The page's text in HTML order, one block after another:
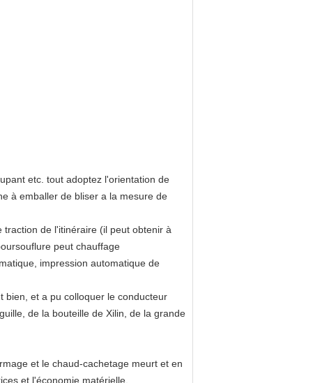
etc. tout adoptez l'orientation de
à emballer de bliser a la mesure de
de l'itinéraire (il peut obtenir à
peut chauffage
impression automatique de
bien, et a pu colloquer le conducteur
de la bouteille de Xilin, de la grande
et le chaud-cachetage meurt et en
et l'économie matérielle.